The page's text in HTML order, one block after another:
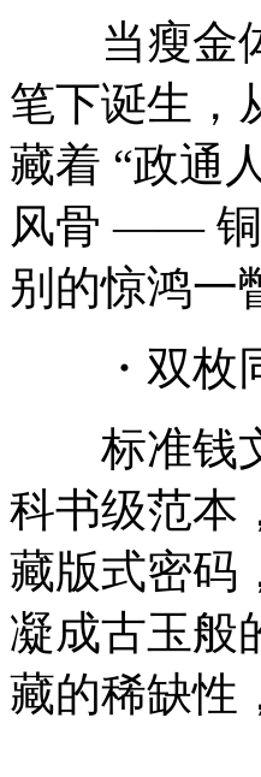
当瘦金体
笔下诞生，
藏着 “政通
风骨 —— 铜
别的惊鸿一
・双枚同
标准钱文
科书级范本
藏版式密码
凝成古玉般
藏的稀缺性